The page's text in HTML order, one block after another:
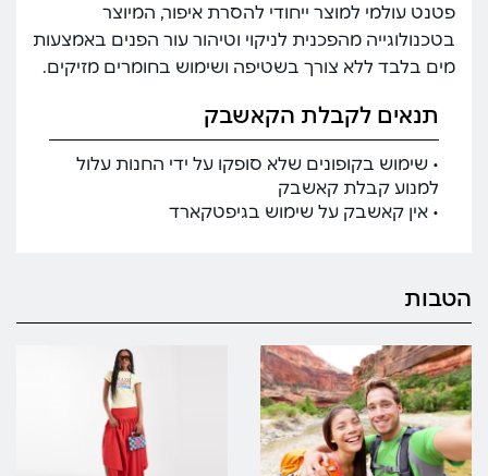
פטנט עולמי למוצר ייחודי להסרת איפור, המיוצר
בטכנולוגייה מהפכנית לניקוי וטיהור עור הפנים באמצעות
מים בלבד ללא צורך בשטיפה ושימוש בחומרים מזיקים.
תנאים לקבלת הקאשבק
• שימוש בקופונים שלא סופקו על ידי החנות עלול
למנוע קבלת קאשבק
• אין קאשבק על שימוש בגיפטקארד
הטבות